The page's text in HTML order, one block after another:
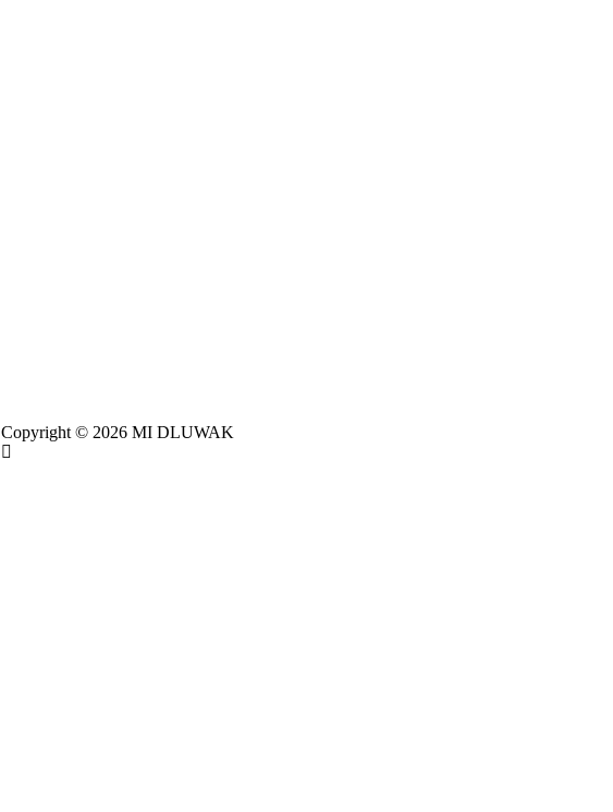
Copyright © 2026 MI DLUWAK